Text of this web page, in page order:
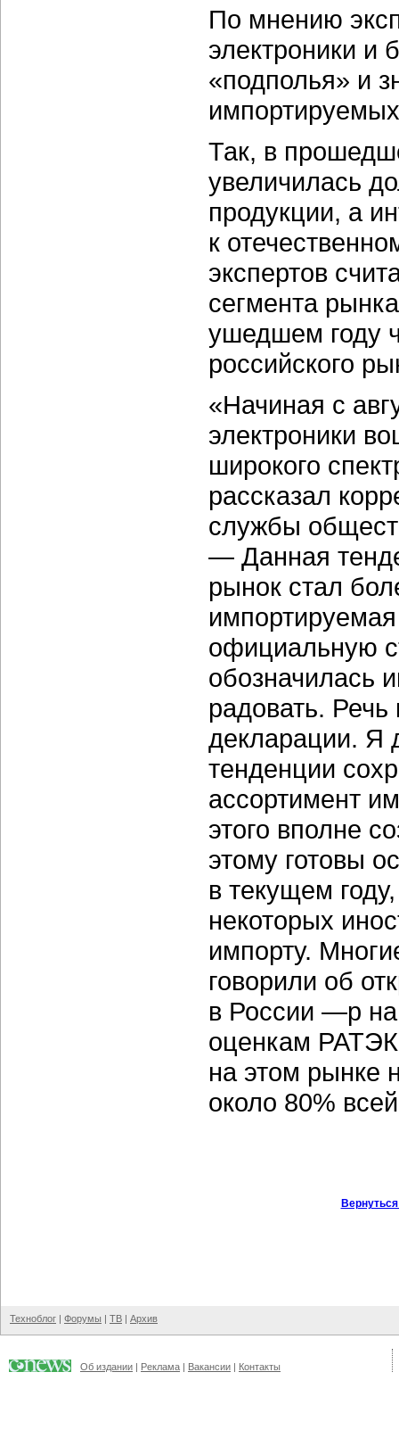
По мнению
электроники и
«подполья» и
Так, в
увеличилась
продукции, а
к
экспертов
сегмента
ушедшем году
российского
«Начиная с
электроники
широкого
рассказал
службы
— Данная
рынок стал
официальную
обозначилась
радовать.
декларации. Я
тенденции
ассортимент
этого вполне
этому готовы
в текущем
некоторых
импорту.
говорили об
в России —p
оценкам
на этом рынке
около 80%
Техноблог | Форумы | ТВ | Архив
Об издании | Реклама | Вакансии | Контакты